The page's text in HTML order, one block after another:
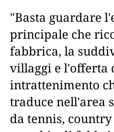
"Basta guardare
principale che
fabbrica, la
villaggi e l'offerta
intrattenimento
traduce nell'area
da tennis,